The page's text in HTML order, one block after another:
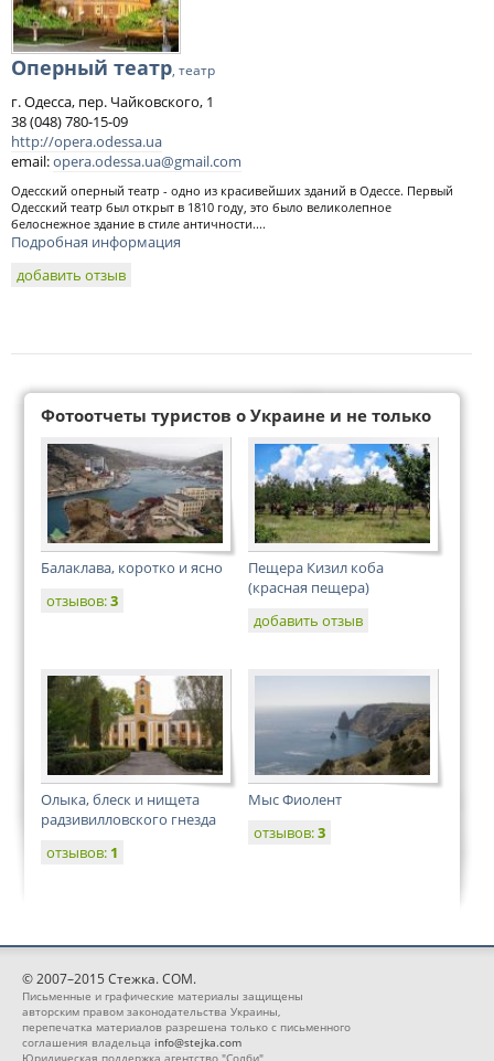
Оперный театр, театр
г. Одесса, пер. Чайковского, 1
38 (048) 780-15-09
http://opera.odessa.ua
email:opera.odessa.ua@gmail.com
Одесский оперный театр - одно из красивейших зданий в Одессе. Первый
Одесский театр был открыт в 1810 году, это было великолепное
белоснежное здание в стиле античности....
Подробная информация
добавить отзыв
Фотоотчеты туристов о Украине и не только
Балаклава, коротко и ясно
отзывов:3
Пещера Кизил коба
(красная пещера)
добавить отзыв
Олыка, блеск и нищета
радзивилловского гнезда
отзывов: 1
Мыс Фиолент
отзывов:3
© 2007–2015 Стежка. COM.
Письменные и графические материалы защищены
авторским правом законодательства Украины,
перепечатка материалов разрешена только с письменного
соглашения владельца info@stejka.com
Юридическая поддержка агентство "Солби"